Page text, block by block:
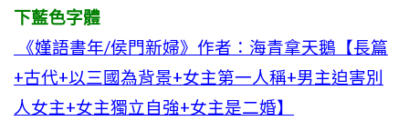
下藍色字體
《嫤語書年/侯門新婦》作者：海青拿天鵝【長篇
+古代+以三國為背景+女主第一人稱+男主迫害別
人女主+女主獨立自強+女主是二婚】